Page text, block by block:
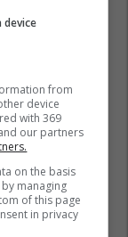
device
from
device
with 369
our partners
on the basis
managing
of this page
in privacy